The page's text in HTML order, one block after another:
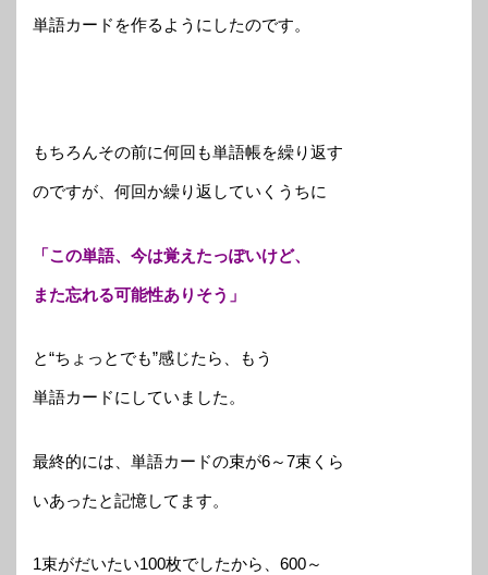
単語カードを作るようにしたのです。
もちろんその前に何回も単語帳を繰り返す
のですが、何回か繰り返していくうちに
「この単語、今は覚えたっぽいけど、
また忘れる可能性ありそう」
と“ちょっとでも”感じたら、もう
単語カードにしていました。
最終的には、単語カードの束が6～7束くら
いあったと記憶してます。
1束がだいたい100枚でしたから、600～